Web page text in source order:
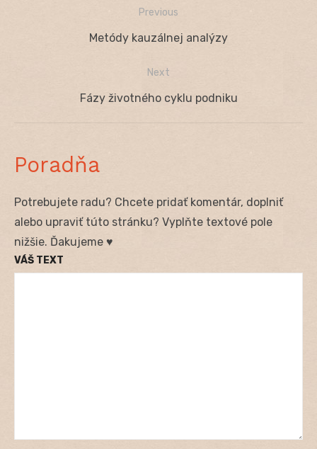
Navigácia
Previous
Previous
Metódy kauzálnej analýzy
Next
Next
Fázy životného cyklu podniku
Poradňa
Potrebujete radu? Chcete pridať komentár, doplniť
alebo upraviť túto stránku? Vyplňte textové pole
nižšie. Ďakujeme ♥
VÁŠ TEXT